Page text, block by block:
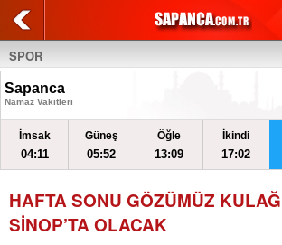
SPOR
Sapanca
Namaz Vakitleri
İmsak
04:11
Güneş
05:52
Öğle
13:09
İkindi
17:02
HAFTA SONU GÖZÜMÜZ
SİNOP’TA OLACAK